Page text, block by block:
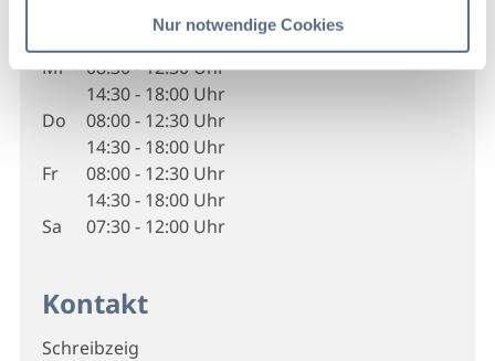
Nur notwendige Cookies
08:00 - 12:30 Uhr
Mi
08:30 - 12:30 Uhr
14:30 - 18:00 Uhr
Do
08:00 - 12:30 Uhr
14:30 - 18:00 Uhr
Fr
08:00 - 12:30 Uhr
14:30 - 18:00 Uhr
Sa
07:30 - 12:00 Uhr
Kontakt
Schreibzeig